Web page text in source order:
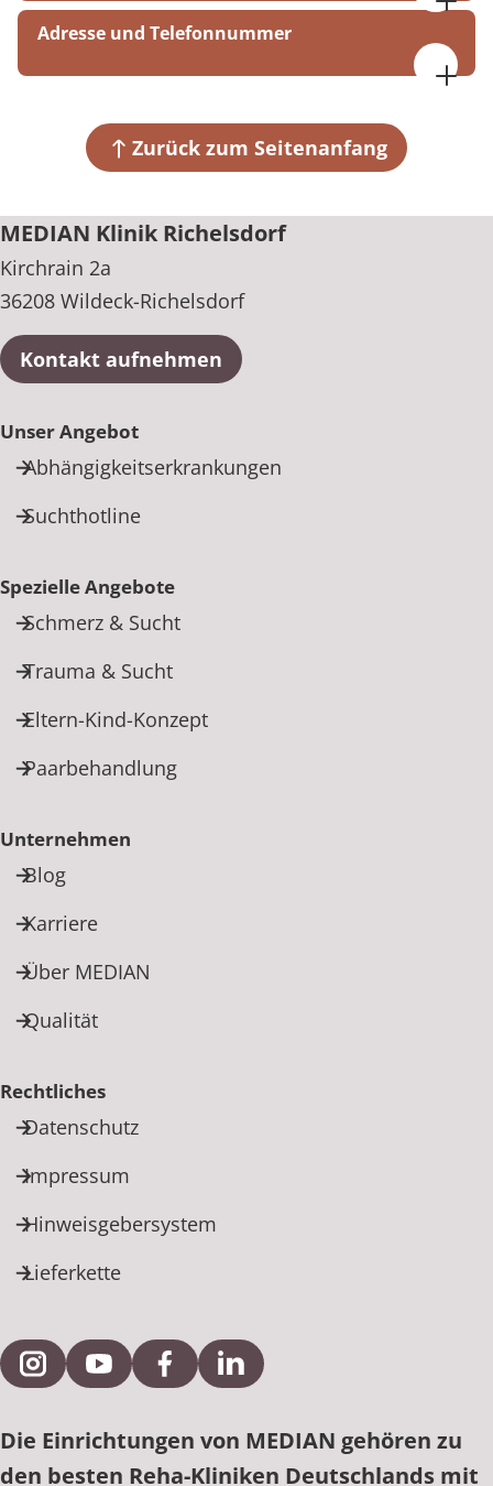
Freitag: 18:00 bis 22:00 Uhr Samstag: 09:00 bis
22:00 Uhr Sonntag: 09:00 bis 22:00 Uhr Feiertage:
Adresse und Telefonnummer
36208 Wildeck-Richelsdorf
Zurück zum Seitenanfang
MEDIAN Klinik Richelsdorf
Kirchrain 2a
36208 Wildeck-Richelsdorf
Kontakt aufnehmen
Unser Angebot
Abhängigkeitserkrankungen
Suchthotline
Spezielle Angebote
Schmerz & Sucht
Trauma & Sucht
Eltern-Kind-Konzept
Paarbehandlung
Unternehmen
Blog
Karriere
Über MEDIAN
Qualität
Rechtliches
Datenschutz
Impressum
Hinweisgebersystem
Lieferkette
Externe Verlinkung zu Instagram
Externe Verlinkung zu YouTube
Externe Verlinkung zu Facebook
Externe Verlinkung zu
Die Einrichtungen von MEDIAN gehören zu
den besten Reha-Kliniken Deutschlands mit